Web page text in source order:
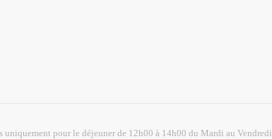
uniquement pour le déjeuner de 12h00 à 14h00 du Mardi au Vendredi